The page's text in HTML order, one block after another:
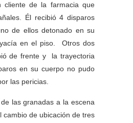
cliente de la farmacia que
Él recibió 4 disparos
de ellos detonado en su
en el piso. Otros dos
de frente y la trayectoria
en su cuerpo no pudo
las pericias.
las granadas a la escena
cambio de ubicación de tres